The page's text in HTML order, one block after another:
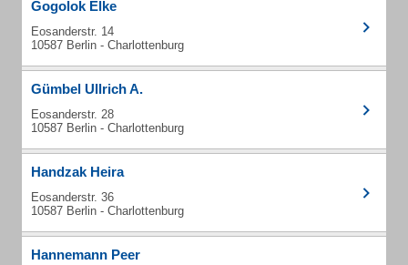
Gogolok Elke
Eosanderstr. 14
10587 Berlin - Charlottenburg
Gümbel Ullrich A.
Eosanderstr. 28
10587 Berlin - Charlottenburg
Handzak Heira
Eosanderstr. 36
10587 Berlin - Charlottenburg
Hannemann Peer